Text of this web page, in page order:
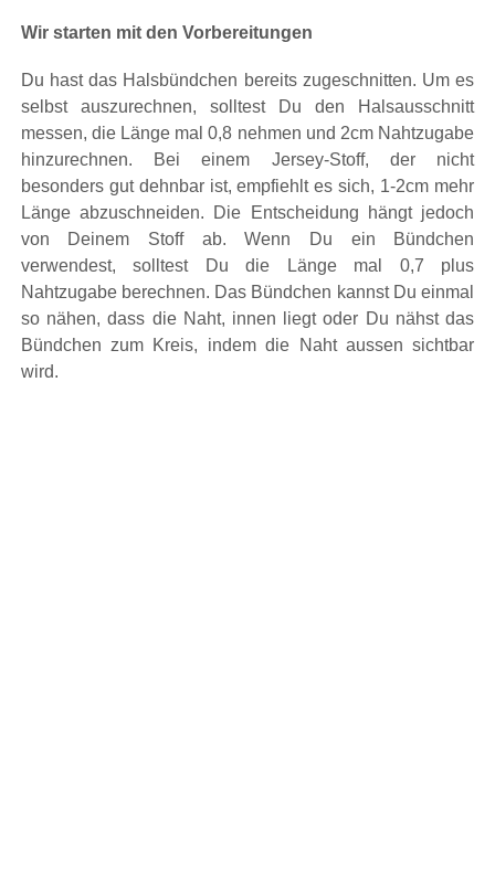
Wir starten mit den Vorbereitungen
Du hast das Halsbündchen bereits zugeschnitten. Um es
selbst auszurechnen, solltest Du den Halsausschnitt
messen, die Länge mal 0,8 nehmen und 2cm Nahtzugabe
hinzurechnen. Bei einem Jersey-Stoff, der nicht
besonders gut dehnbar ist, empfiehlt es sich, 1-2cm mehr
Länge abzuschneiden. Die Entscheidung hängt jedoch
von Deinem Stoff ab. Wenn Du ein Bündchen
verwendest, solltest Du die Länge mal 0,7 plus
Nahtzugabe berechnen. Das Bündchen kannst Du einmal
so nähen, dass die Naht, innen liegt oder Du nähst das
Bündchen zum Kreis, indem die Naht aussen sichtbar
wird.